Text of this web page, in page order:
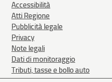
Accessibilità
Atti Regione
Pubblicità legale
Privacy
Note legali
Dati di monitoraggio
Tributi, tasse e bollo auto